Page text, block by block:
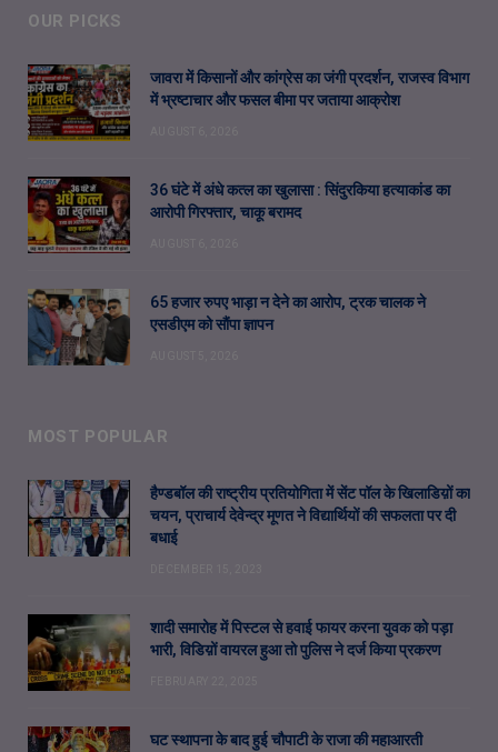
OUR PICKS
जावरा में किसानों और कांग्रेस का जंगी प्रदर्शन, राजस्व विभाग
में भ्रष्टाचार और फसल बीमा पर जताया आक्रोश
36 घंटे में अंधे कत्ल का खुलासा : सिंदुरकिया हत्याकांड का
आरोपी गिरफ्तार, चाकू बरामद
65 हजार रुपए भाड़ा न देने का आरोप, ट्रक चालक ने
एसडीएम को सौंपा ज्ञापन
MOST POPULAR
हैण्डबॉल की राष्ट्रीय प्रतियोगिता में सेंट पॉल के खिलाडिय़ों का
चयन, प्राचार्य देवेन्द्र मूणत ने विद्यार्थियों की सफलता पर दी
बधाई
शादी समारोह में पिस्टल से हवाई फायर करना युवक को पड़ा
भारी, विडिय़ों वायरल हुआ तो पुलिस ने दर्ज किया प्रकरण
घट स्थापना के बाद हुई चौपाटी के राजा की महाआरती